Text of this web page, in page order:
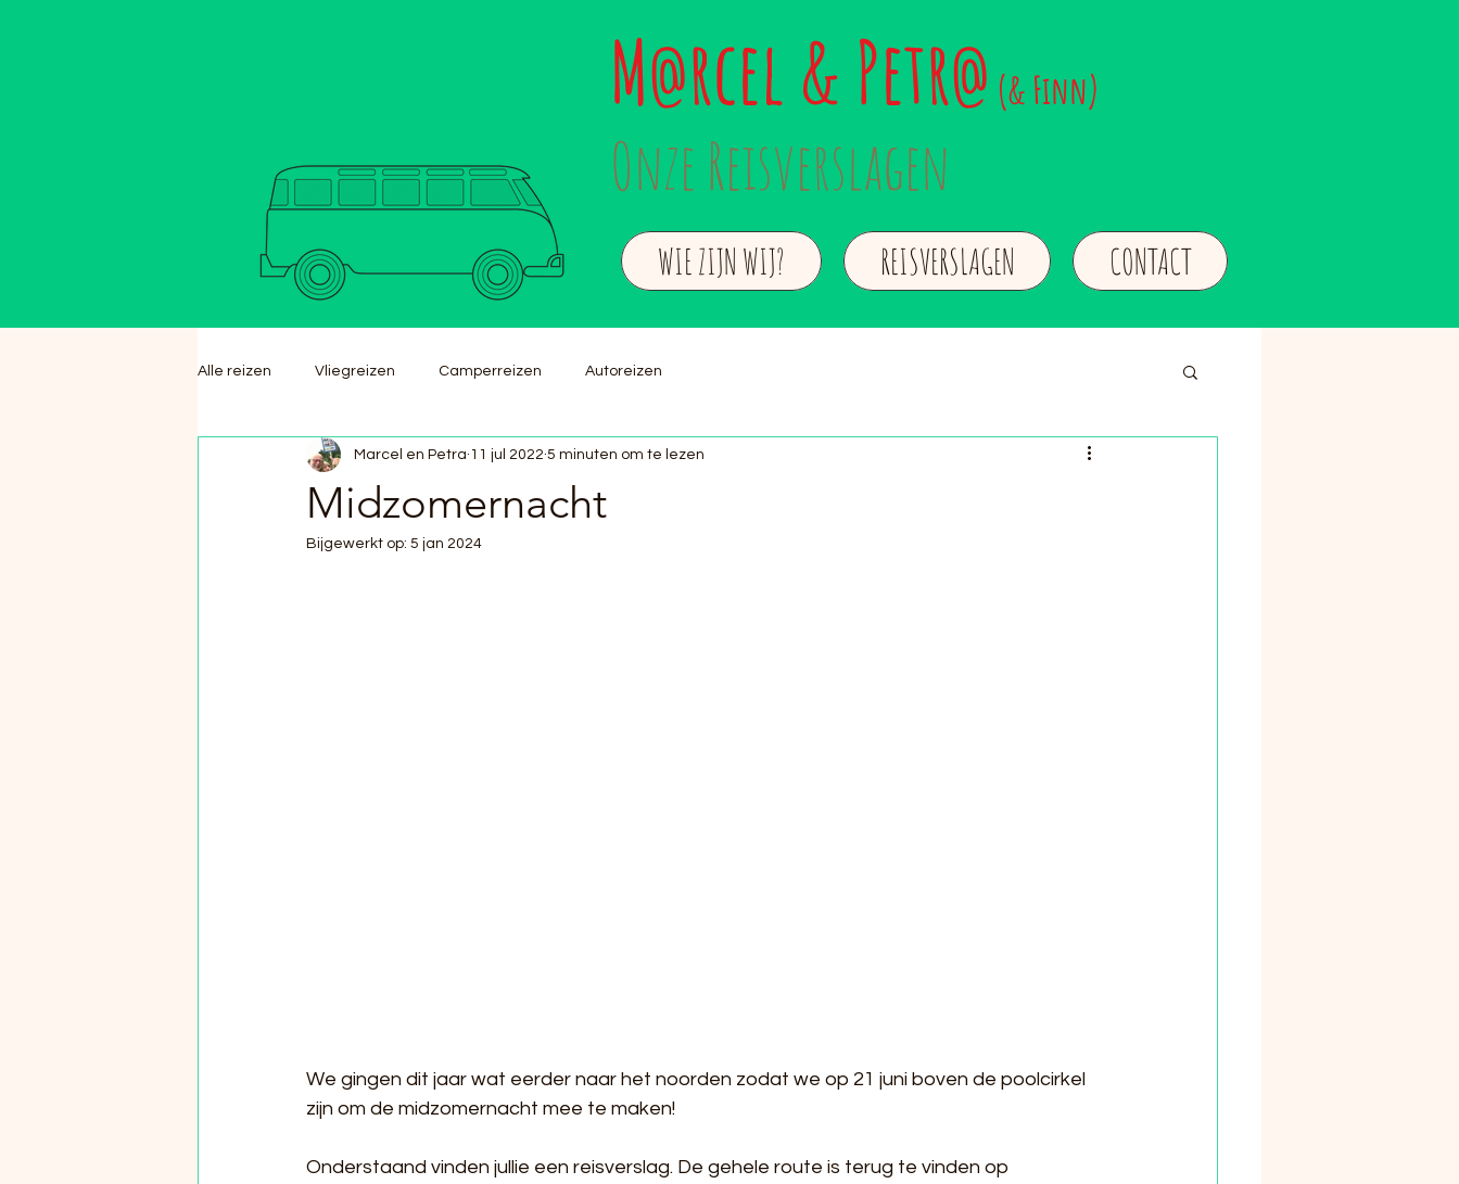
M@rcel & Petr@ (& Finn)
Onze Reisverslagen
WIE ZIJN WIJ? REISVERSLAGEN CONTACT
Alle reizen Vliegreizen Camperreizen Autoreizen
Midzomernacht
Marcel en Petra 11 jul 2022 5 minuten om te lezen
Bijgewerkt op: 5 jan 2024
We gingen dit jaar wat eerder naar het noorden zodat we op 21 juni boven de poolcirkel
zijn om de midzomernacht mee te maken!
Onderstaand vinden jullie een reisverslag. De gehele route is terug te vinden op